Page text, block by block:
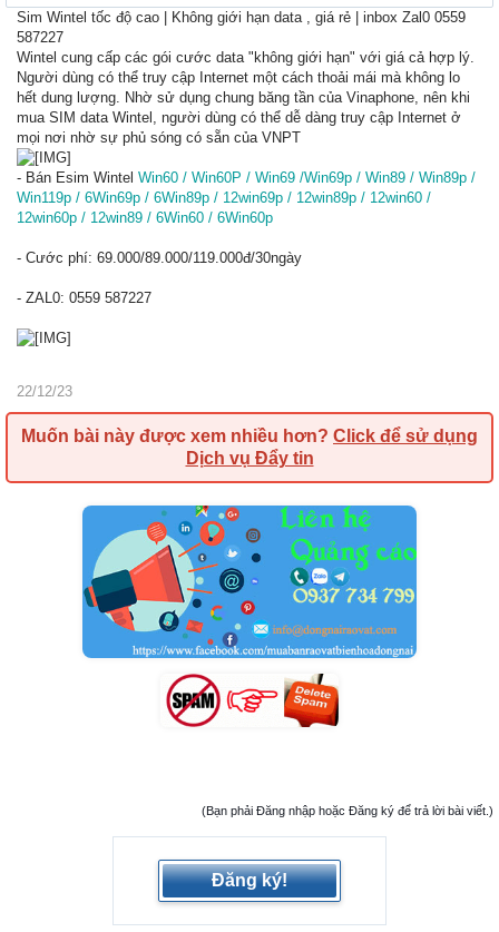
Sim Wintel tốc độ cao | Không giới hạn data , giá rẻ | inbox Zal0 0559
587227
Wintel cung cấp các gói cước data "không giới hạn" với giá cả hợp lý.
Người dùng có thể truy cập Internet một cách thoải mái mà không lo
hết dung lượng. Nhờ sử dụng chung băng tần của Vinaphone, nên khi
mua SIM data Wintel, người dùng có thể dễ dàng truy cập Internet ở
mọi nơi nhờ sự phủ sóng có sẵn của VNPT
- Bán Esim Wintel Win60 / Win60P / Win69 /Win69p / Win89 / Win89p /
Win119p / 6Win69p / 6Win89p / 12win69p / 12win89p / 12win60 /
12win60p / 12win89 / 6Win60 / 6Win60p
- Cước phí: 69.000/89.000/119.000đ/30ngày
- ZAL0: 0559 587227
22/12/23
Muốn bài này được xem nhiều hơn? Click để sử dụng
Dịch vụ Đẩy tin
(Bạn phải Đăng nhập hoặc Đăng ký để trả lời bài viết.)
Đăng ký!